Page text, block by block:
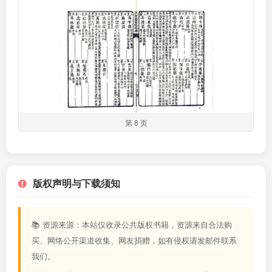
第 8 页
版权声明与下载须知
📚 资源来源：本站仅收录公共版权书籍，资源来自合法购
买、网络公开渠道收集、网友捐赠，如有侵权请发邮件联系
我们。